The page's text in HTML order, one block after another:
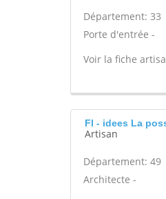
Département: 33
Porte d'entrée -
Voir la fiche
Fl - idees La
Artisan
Département: 49
Architecte -